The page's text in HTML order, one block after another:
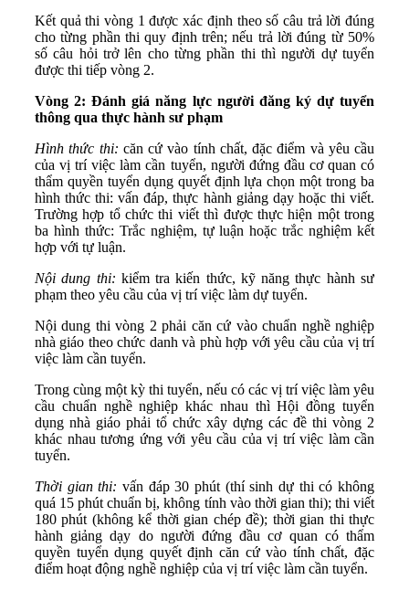
Kết quả thi vòng 1 được xác định theo số câu trả lời đúng
cho từng phần thi quy định trên; nếu trả lời đúng từ 50%
số câu hỏi trở lên cho từng phần thi thì người dự tuyển
được thi tiếp vòng 2.
Vòng 2: Đánh giá năng lực người đăng ký dự tuyển
thông qua thực hành sư phạm
Hình thức thi: căn cứ vào tính chất, đặc điểm và yêu cầu
của vị trí việc làm cần tuyển, người đứng đầu cơ quan có
thẩm quyền tuyển dụng quyết định lựa chọn một trong ba
hình thức thi: vấn đáp, thực hành giảng dạy hoặc thi viết.
Trường hợp tổ chức thi viết thì được thực hiện một trong
ba hình thức: Trắc nghiệm, tự luận hoặc trắc nghiệm kết
hợp với tự luận.
Nội dung thi: kiểm tra kiến thức, kỹ năng thực hành sư
phạm theo yêu cầu của vị trí việc làm dự tuyển.
Nội dung thi vòng 2 phải căn cứ vào chuẩn nghề nghiệp
nhà giáo theo chức danh và phù hợp với yêu cầu của vị trí
việc làm cần tuyển.
Trong cùng một kỳ thi tuyển, nếu có các vị trí việc làm yêu
cầu chuẩn nghề nghiệp khác nhau thì Hội đồng tuyển
dụng nhà giáo phải tổ chức xây dựng các đề thi vòng 2
khác nhau tương ứng với yêu cầu của vị trí việc làm cần
tuyển.
Thời gian thi: vấn đáp 30 phút (thí sinh dự thi có không
quá 15 phút chuẩn bị, không tính vào thời gian thi); thi viết
180 phút (không kể thời gian chép đề); thời gian thi thực
hành giảng dạy do người đứng đầu cơ quan có thẩm
quyền tuyển dụng quyết định căn cứ vào tính chất, đặc
điểm hoạt động nghề nghiệp của vị trí việc làm cần tuyển.